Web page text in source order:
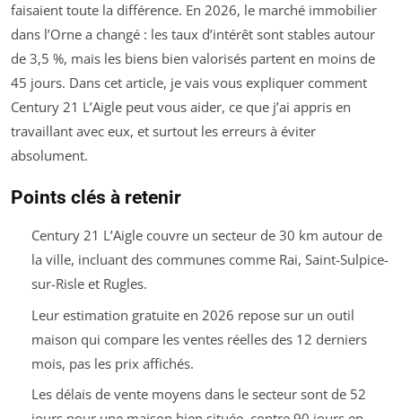
faisaient toute la différence. En 2026, le marché immobilier
dans l’Orne a changé : les taux d’intérêt sont stables autour
de 3,5 %, mais les biens bien valorisés partent en moins de
45 jours. Dans cet article, je vais vous expliquer comment
Century 21 L’Aigle peut vous aider, ce que j’ai appris en
travaillant avec eux, et surtout les erreurs à éviter
absolument.
Points clés à retenir
Century 21 L’Aigle couvre un secteur de 30 km autour de
la ville, incluant des communes comme Rai, Saint-Sulpice-
sur-Risle et Rugles.
Leur estimation gratuite en 2026 repose sur un outil
maison qui compare les ventes réelles des 12 derniers
mois, pas les prix affichés.
Les délais de vente moyens dans le secteur sont de 52